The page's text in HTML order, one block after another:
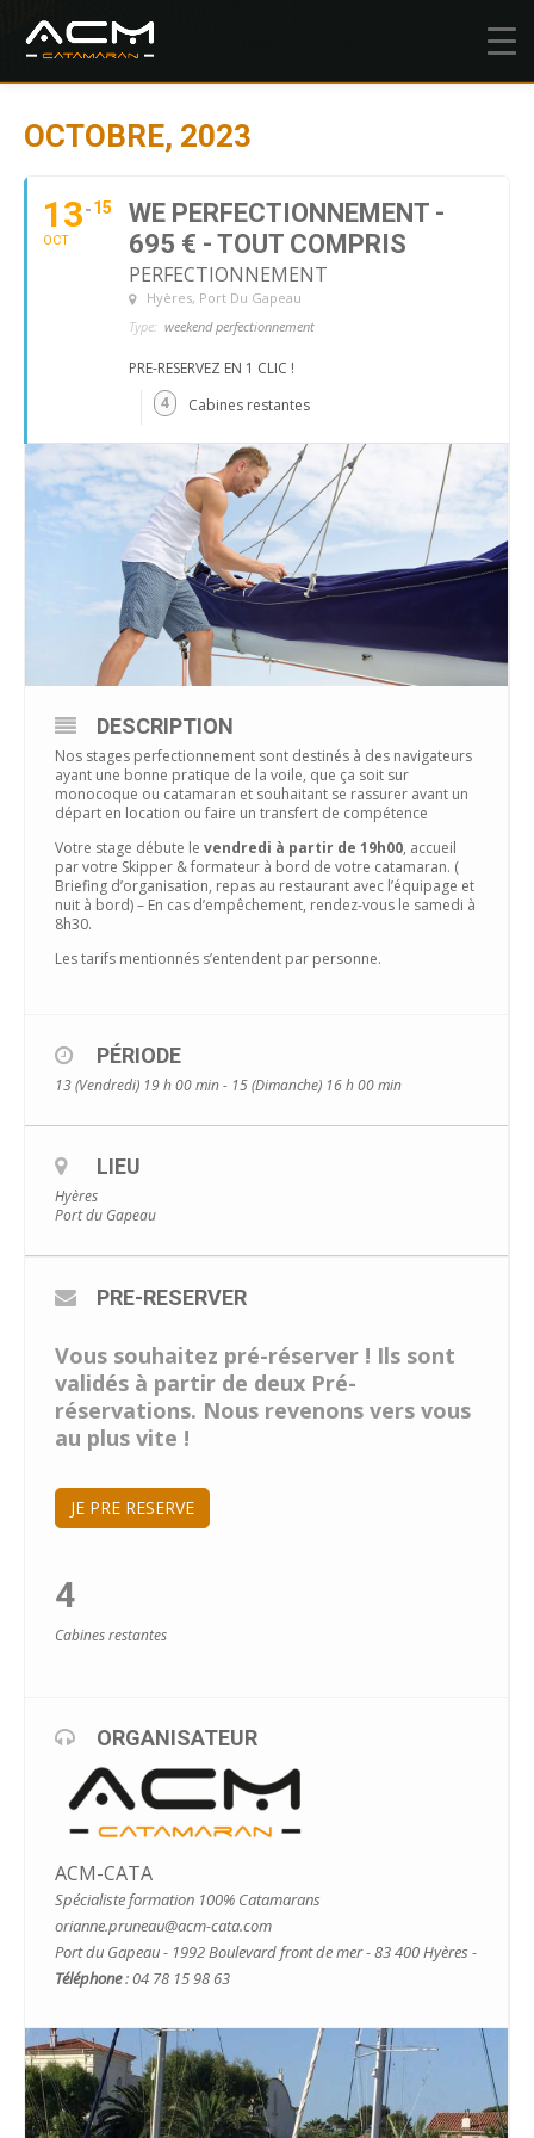
OCTOBRE, 2023
13
OCT
15
WE PERFECTIONNEMENT -
695 € - TOUT COMPRIS
PERFECTIONNEMENT
Hyères, Port Du Gapeau
Type: weekend perfectionnement
PRE-RESERVEZ EN 1 CLIC !
4 Cabines restantes
DESCRIPTION
Nos stages perfectionnement sont destinés à des navigateurs
ayant une bonne pratique de la voile, que ça soit sur
monocoque ou catamaran et souhaitant se rassurer avant un
départ en location ou faire un transfert de compétence
Votre stage débute le vendredi à partir de 19h00, accueil
par votre Skipper & formateur à bord de votre catamaran. (
Briefing d’organisation, repas au restaurant avec l’équipage et
nuit à bord) – En cas d’empêchement, rendez-vous le samedi à
8h30.
Les tarifs mentionnés s’entendent par personne.
PÉRIODE
13 (Vendredi) 19 h 00 min - 15 (Dimanche) 16 h 00 min
LIEU
Hyères
Port du Gapeau
PRE-RESERVER
Vous souhaitez pré-réserver ! Ils sont
validés à partir de deux Pré-
réservations. Nous revenons vers vous
au plus vite !
JE PRE RESERVE
4
Cabines restantes
ORGANISATEUR
ACM-CATA
Spécialiste formation 100% Catamarans
orianne.pruneau@acm-cata.com
Port du Gapeau - 1992 Boulevard front de mer - 83 400 Hyères -
Téléphone: 04 78 15 98 63